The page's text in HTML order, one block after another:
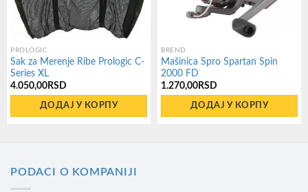
PROLOGIC
Sak za Merenje Ribe Prologic C-
Series XL
4.050,00 RSD
ДОДАЈ У КОРПУ
BREND
Mašinica Spro Spartan Spin
2000 FD
1.270,00 RSD
ДОДАЈ У КОРПУ
PODACI O KOMPANIJI